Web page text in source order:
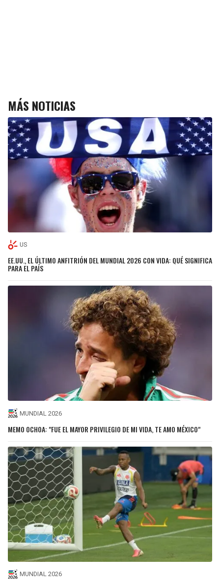
MÁS NOTICIAS
US
EE.UU., EL ÚLTIMO ANFITRIÓN DEL MUNDIAL 2026 CON VIDA: QUÉ SIGNIFICA
PARA EL PAÍS
MUNDIAL 2026
MEMO OCHOA: "FUE EL MAYOR PRIVILEGIO DE MI VIDA, TE AMO MÉXICO"
MUNDIAL 2026